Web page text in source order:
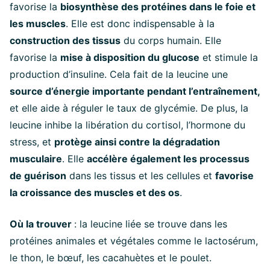
favorise la biosynthèse des protéines dans le foie et
les muscles. Elle est donc indispensable à la
construction des tissus du corps humain. Elle
favorise la mise à disposition du glucose et stimule la
production d’insuline. Cela fait de la leucine une
source d’énergie importante pendant l’entraînement,
et elle aide à réguler le taux de glycémie. De plus, la
leucine inhibe la libération du cortisol, l’hormone du
stress, et protège ainsi contre la dégradation
musculaire. Elle accélère également les processus
de guérison dans les tissus et les cellules et favorise
la croissance des muscles et des os.
Où la trouver : la leucine liée se trouve dans les
protéines animales et végétales comme le lactosérum,
le thon, le bœuf, les cacahuètes et le poulet.